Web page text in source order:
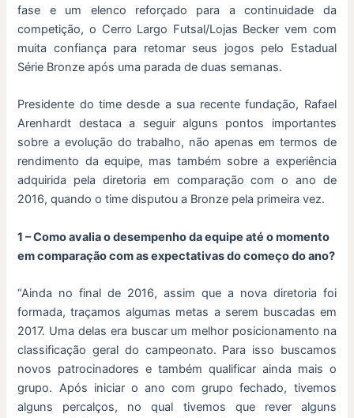
fase e um elenco reforçado para a continuidade da
competição, o Cerro Largo Futsal/Lojas Becker vem com
muita confiança para retomar seus jogos pelo Estadual
Série Bronze após uma parada de duas semanas.
Presidente do time desde a sua recente fundação, Rafael
Arenhardt destaca a seguir alguns pontos importantes
sobre a evolução do trabalho, não apenas em termos de
rendimento da equipe, mas também sobre a experiência
adquirida pela diretoria em comparação com o ano de
2016, quando o time disputou a Bronze pela primeira vez.
1 – Como avalia o desempenho da equipe até o momento
em comparação com as expectativas do começo do ano?
“Ainda no final de 2016, assim que a nova diretoria foi
formada, traçamos algumas metas a serem buscadas em
2017. Uma delas era buscar um melhor posicionamento na
classificação geral do campeonato. Para isso buscamos
novos patrocinadores e também qualificar ainda mais o
grupo. Após iniciar o ano com grupo fechado, tivemos
alguns percalços, no qual tivemos que rever alguns